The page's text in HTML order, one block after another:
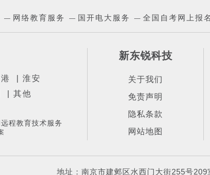
— 网络教育服务 — 国开电大服务 — 全国自考网上报名
淮安
其他
程教育技术服务
新东锐科技
关于我们
免责声明
隐私条款
网站地图
地址：南京市建邺区水西门大街255号209